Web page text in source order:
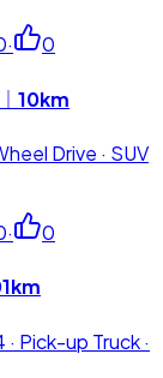
· 0
10km
Drive · SUV
· 0
Pick-up Truck ·